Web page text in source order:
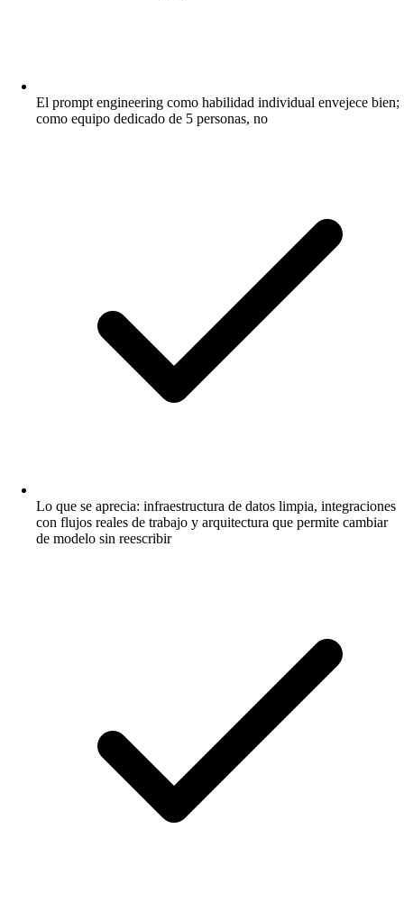
El prompt engineering como habilidad individual envejece bien;
como equipo dedicado de 5 personas, no
Lo que se aprecia: infraestructura de datos limpia, integraciones
con flujos reales de trabajo y arquitectura que permite cambiar
de modelo sin reescribir